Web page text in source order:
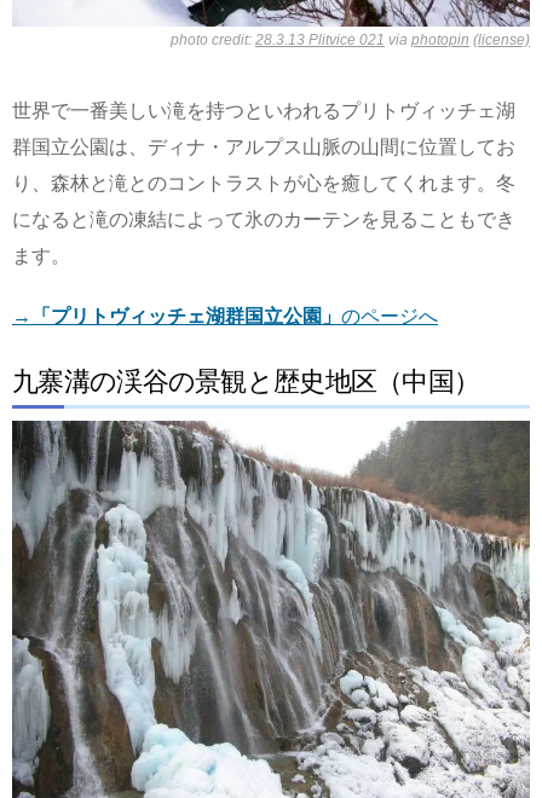
photo credit: 28.3.13 Plitvice 021 via photopin (license)
世界で一番美しい滝を持つといわれるプリトヴィッチェ湖
群国立公園は、ディナ・アルプス山脈の山間に位置してお
り、森林と滝とのコントラストが心を癒してくれます。冬
になると滝の凍結によって氷のカーテンを見ることもでき
ます。
→ 「プリトヴィッチェ湖群国立公園」 のページへ
九寨溝の渓谷の景観と歴史地区（中国）